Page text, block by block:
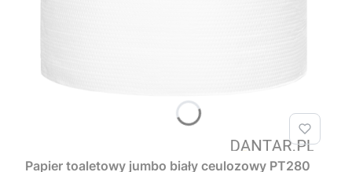
Papier toaletowy jumbo biały ceulozowy PT280